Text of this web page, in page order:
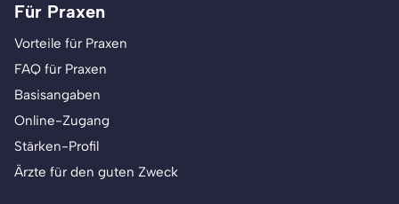
Für Praxen
Vorteile für Praxen
FAQ für Praxen
Basisangaben
Online-Zugang
Stärken-Profil
Ärzte für den guten Zweck